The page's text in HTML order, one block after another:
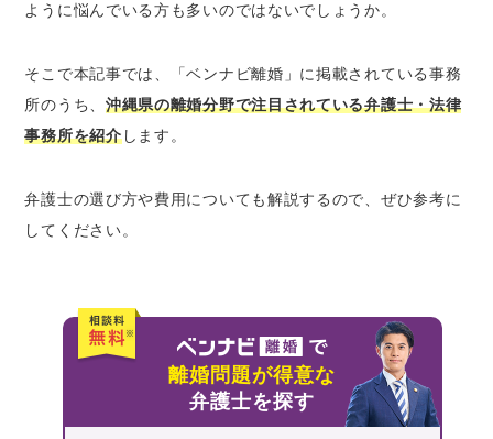
離婚の流れ
まとめ｜離婚問題は、気軽に弁護士に無料相談
ように悩んでいる方も多いのではないでしょうか。
そこで本記事では、「ベンナビ離婚」に掲載されている事務
所のうち、 沖縄県の離婚分野で注目されている弁護士・法律
事務所を紹介します。
弁護士の選び方や費用についても解説するので、ぜひ参考に
してください。
離婚問題が得意な
弁護士を探す